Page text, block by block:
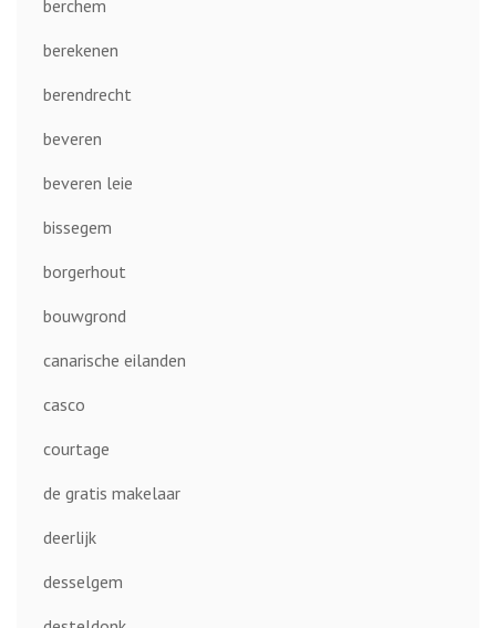
berchem
berekenen
berendrecht
beveren
beveren leie
bissegem
borgerhout
bouwgrond
canarische eilanden
casco
courtage
de gratis makelaar
deerlijk
desselgem